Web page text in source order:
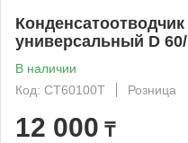
универсальный D 60/
В наличии
Код: CT60100T
Розница
12 000 ₸